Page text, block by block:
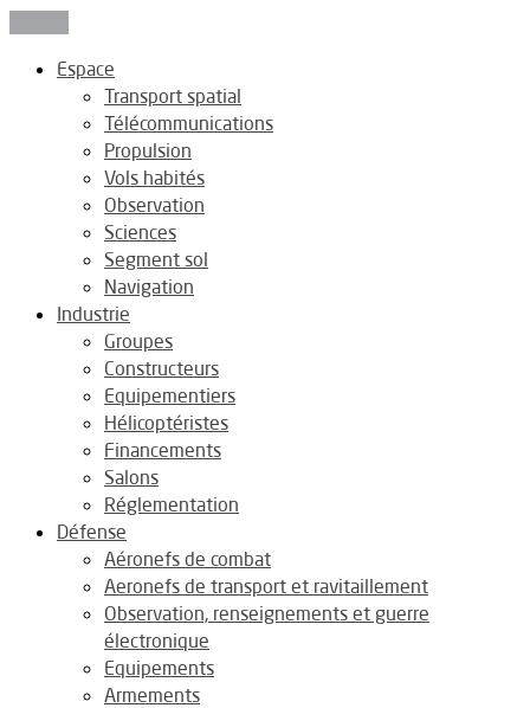
Espace
Transport spatial
Télécommunications
Propulsion
Vols habités
Observation
Sciences
Segment sol
Navigation
Industrie
Groupes
Constructeurs
Equipementiers
Hélicoptéristes
Financements
Salons
Réglementation
Défense
Aéronefs de combat
Aeronefs de transport et ravitaillement
Observation, renseignements et guerre
électronique
Equipements
Armements